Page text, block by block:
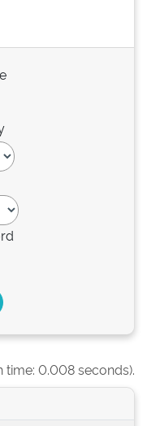
time: 0.008 seconds).